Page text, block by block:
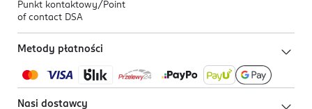
Punkt kontaktowy/ Point
of contact DSA
Metody płatności
Nasi dostawcy